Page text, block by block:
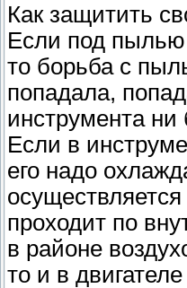
Как защитить
Если под пылью
то борьба с
попадала,
инструмента
Если в
его надо
проходит по
в районе
то и в